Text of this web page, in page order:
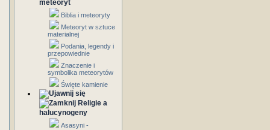
meteoryt
Biblia i meteoryty
Meteoryt w sztuce
materialnej
Podania, legendy i
przepowiednie
Znaczenie i
symbolika meteorytów
Święte kamienie
Religie a
halucynogeny
Asasyni -